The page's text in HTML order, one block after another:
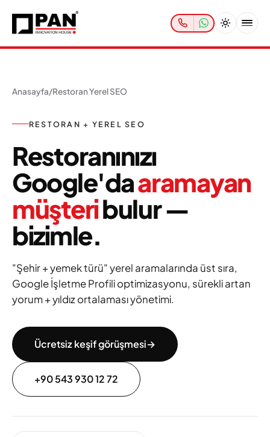
Anasayfa/Restoran Yerel SEO
RESTORAN + YEREL SEO
Restoranınızı
Google'daaramayan
müşteribulur —
bizimle.
"Şehir + yemek türü" yerel aramalarında üst sıra,
Google İşletme Profili optimizasyonu, sürekli artan
yorum + yıldız ortalaması yönetimi.
Ücretsiz keşif görüşmesi→
+90 543 930 12 72